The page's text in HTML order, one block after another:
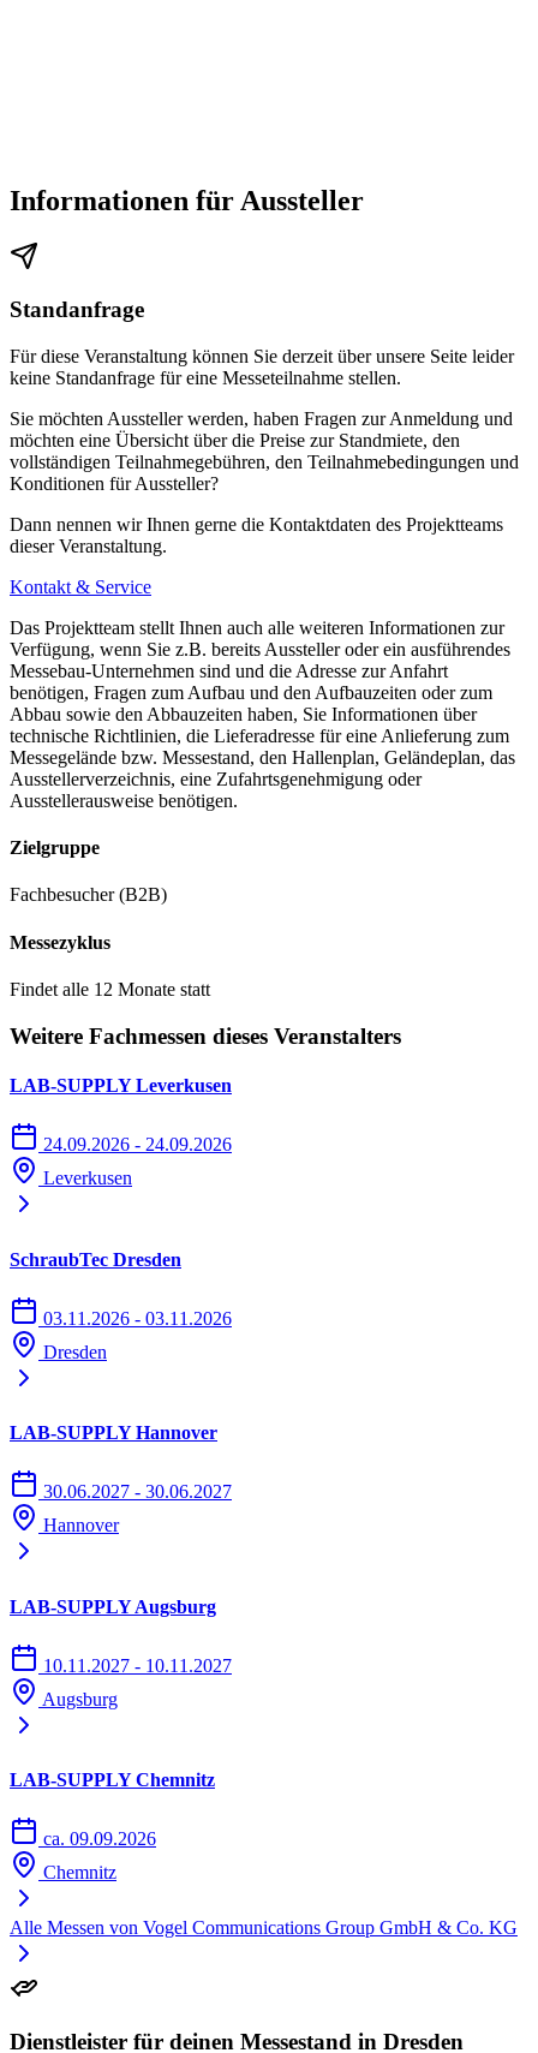
Informationen für Aussteller
Standanfrage
Für diese Veranstaltung können Sie derzeit über unsere Seite leider
keine Standanfrage für eine Messeteilnahme stellen.
Sie möchten Aussteller werden, haben Fragen zur Anmeldung und
möchten eine Übersicht über die Preise zur Standmiete, den
vollständigen Teilnahmegebühren, den Teilnahmebedingungen und
Konditionen für Aussteller?
Dann nennen wir Ihnen gerne die Kontaktdaten des Projektteams
dieser Veranstaltung.
Kontakt & Service
Das Projektteam stellt Ihnen auch alle weiteren Informationen zur
Verfügung, wenn Sie z.B. bereits Aussteller oder ein ausführendes
Messebau-Unternehmen sind und die Adresse zur Anfahrt
benötigen, Fragen zum Aufbau und den Aufbauzeiten oder zum
Abbau sowie den Abbauzeiten haben, Sie Informationen über
technische Richtlinien, die Lieferadresse für eine Anlieferung zum
Messegelände bzw. Messestand, den Hallenplan, Geländeplan, das
Ausstellerverzeichnis, eine Zufahrtsgenehmigung oder
Ausstellerausweise benötigen.
Zielgruppe
Fachbesucher (B2B)
Messezyklus
Findet alle 12 Monate statt
Weitere Fachmessen dieses Veranstalters
LAB-SUPPLY Leverkusen
24.09.2026 - 24.09.2026
Leverkusen
SchraubTec Dresden
03.11.2026 - 03.11.2026
Dresden
LAB-SUPPLY Hannover
30.06.2027 - 30.06.2027
Hannover
LAB-SUPPLY Augsburg
10.11.2027 - 10.11.2027
Augsburg
LAB-SUPPLY Chemnitz
ca. 09.09.2026
Chemnitz
Alle Messen von Vogel Communications Group GmbH & Co. KG
Dienstleister für deinen Messestand in Dresden